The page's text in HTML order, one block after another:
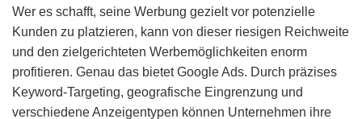
Wer es schafft, seine Werbung gezielt vor potenzielle
Kunden zu platzieren, kann von dieser riesigen Reichweite
und den zielgerichteten Werbemöglichkeiten enorm
profitieren. Genau das bietet Google Ads. Durch präzises
Keyword-Targeting, geografische Eingrenzung und
verschiedene Anzeigentypen können Unternehmen ihre